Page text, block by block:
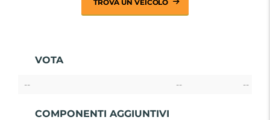
TROVA UN VEICOLO
VOTA
-- -- --
COMPONENTI AGGIUNTIVI